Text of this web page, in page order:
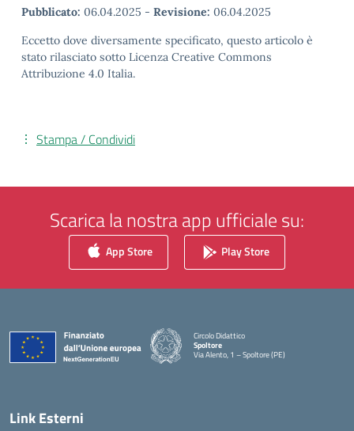
Pubblicato: 06.04.2025 - Revisione: 06.04.2025
Eccetto dove diversamente specificato, questo articolo è
stato rilasciato sotto Licenza Creative Commons
Attribuzione 4.0 Italia.
Stampa / Condividi
Scarica la nostra app ufficiale su:
App Store Play Store
Circolo Didattico
Spoltore
Via Alento, 1 – Spoltore (PE)
Link Esterni